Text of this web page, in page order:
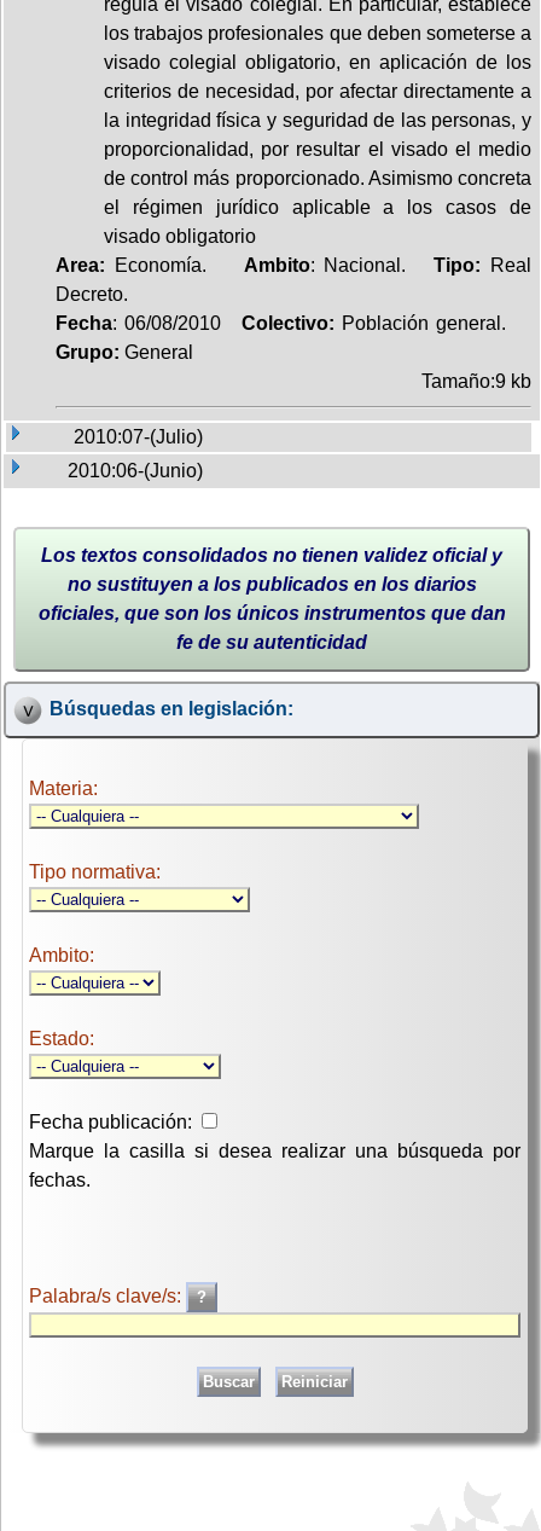
los trabajos profesionales que deben someterse a
visado colegial obligatorio, en aplicación de los
criterios de necesidad, por afectar directamente a
la integridad física y seguridad de las personas, y
proporcionalidad, por resultar el visado el medio
de control más proporcionado. Asimismo concreta
el régimen jurídico aplicable a los casos de
visado obligatorio
Area: Economía. Ambito: Nacional.Tipo:
Real
Decreto.
Fecha: 06/08/2010Colectivo: Población general.
Grupo: General
Tamaño:9 kb
2010:07-(Julio)
2010:06-(Junio)
Los textos consolidados no tienen validez oficial y
no sustituyen a los publicados en los diarios
oficiales, que son los únicos instrumentos que dan
fe de su autenticidad
Búsquedas en legislación:
Materia:
Tipo normativa:
Ambito:
Estado:
Fecha publicación:
Marque la casilla si desea realizar una búsqueda por
fechas.
Palabra/s clave/s: